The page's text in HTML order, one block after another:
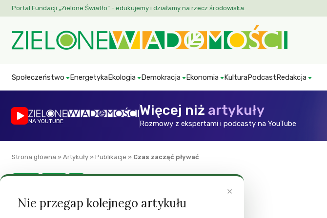
Portal Fundacji „Zielone Światło” - edukujemy i działamy na rzecz środowiska.
Społeczeństwo EnergetykaEkologia Demokracja Ekonomia KulturaPodcastRedakcja
NA YOUTUBE
Więcej niż artykuły
Rozmowy z ekspertami i podcasty na YouTube
Strona główna » Artykuły » Publikacje » Czas zacząć pływać
Czas zacząć pływać
×
Nie przegap kolejnego artykułu